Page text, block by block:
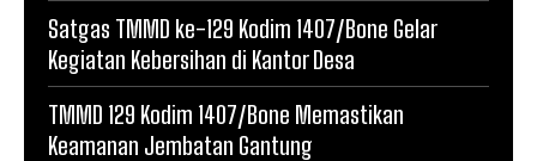
Satgas TMMD ke-129 Kodim 1407/Bone Gelar
Kegiatan Kebersihan di Kantor Desa
TMMD 129 Kodim 1407/Bone Memastikan
Keamanan Jembatan Gantung